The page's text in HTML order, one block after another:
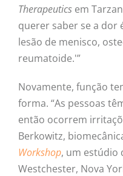
Therapeutics em
querer saber se a dor
lesão de menisco,
reumatoide.'”
Novamente, função
forma. “As pessoas
então ocorrem
Berkowitz,
Workshop, um estúdio
Westchester, Nova